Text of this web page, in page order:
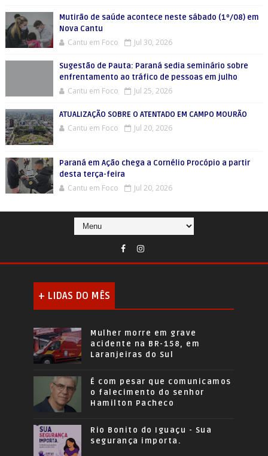
Mutirão de saúde acontece neste sábado (1º/08) em
Nova Cantu
Cantu em Foco Jul 30, 2026
Sugestão de Pauta: Paraná sedia seminário sobre
enfrentamento ao tráfico de pessoas em julho
Cantu em Foco Jul 25, 2026
ATUALIZAÇÃO SOBRE O ATENTADO EM CAMPO MOURÃO
Cantu em Foco Jul 20, 2026
Paraná em Ação chega a Cornélio Procópio a partir
desta terça-feira
Cantu em Foco Jul 20, 2026
+ LIDAS DO MÊS
Mulher morre em grave
acidente na BR-158, em
Laranjeiras do Sul
É com pesar que comunicamos
o falecimento do senhor
Hamilton Pacheco
Rio Bonito do Iguaçu - Sua
segurança importa.